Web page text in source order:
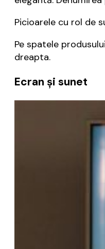
Picioarele cu rol de
Pe spatele
dreapta.
Ecran și sunet